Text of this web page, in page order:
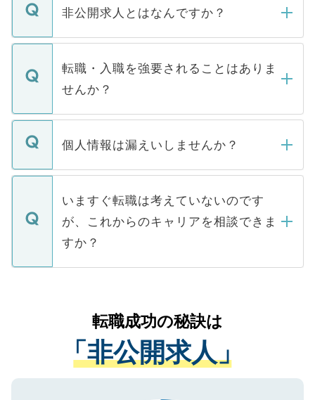
登録内容を確認し、その後メールもしくは
ます。通常、5営業日以内にはご連絡をせて
いただきますので、しばらくお待ちくださ
非公開求人とはなんですか？
マイナビDOCTORで取り扱っている求人の
うち約3割は、Webサイトからご覧いただ
けない「非公開求人」です。非公開求人は
下記の理由によって、一般には公開してい
ません。
■応募殺到を避けるため 人気のある医療機
関を公にしてしまうと、応募が殺到する場
に、医療機関が求める条件に合った人材の
みを人材紹介会社に依頼するケースが増え
ています。
転職・入職を強要されることはありま
せんか？
転職・入職を強要することは一切ありませ
ん。また、仮に応募先から内定をいただい
定を承諾する必要はありません。内定先へ
の辞退の連絡はキャリアパートナーが行い
個人情報は漏えいしませんか？
個人情報が漏えいすることはありませんの
で、ご安心ください。当サイトからの登録
などで収集したご登録者様の個人情報は、
ご本人のキャリアアップおよび転職活動の
支援を目的に使用いたします。お預かりし
ているすべての個人データはご本人の許可
は、個人情報の取り扱いについての厳密な
管理基準を満たした事業者のみに付与され
る、プライバシーマークを取得済みです。
いますぐ転職は考えていないのです
が、これからのキャリアを相談できま
すか？
かがいして、現在の医療機関の状況や紹介
経験をまじえながら、適切なアドバイスを
させていただきます。すぐにご転職をされ
ない方には、長期的なサポートが可能です
ので、まずはご登録ください。
転職成功の秘訣は
「非公開求人」